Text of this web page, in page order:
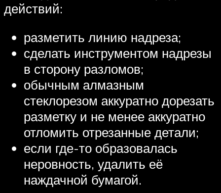
действий:
разметить линию надреза;
сделать инструментом надрезы
в сторону разломов;
обычным алмазным
стеклорезом аккуратно дорезать
разметку и не менее аккуратно
отломить отрезанные детали;
если где-то образовалась
неровность, удалить её
наждачной бумагой.